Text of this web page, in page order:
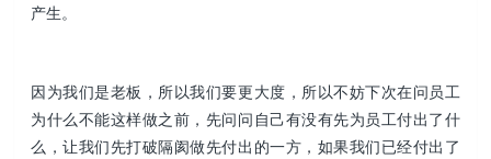
产生。
因为我们是老板，所以我们要更大度，所以不妨下次在问员工
为什么不能这样做之前，先问问自己有没有先为员工付出了什
么，让我们先打破隔阂做先付出的一方，如果我们已经付出了